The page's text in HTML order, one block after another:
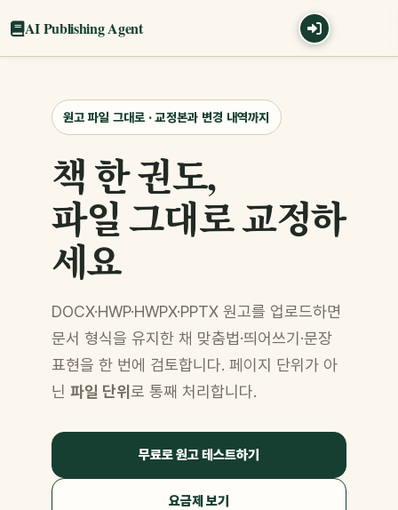
AI Publishing Agent
원고 파일 그대로 · 교정본과 변경 내역까지
책 한 권도,
파일 그대로 교정하
세요
DOCX·HWP·HWPX·PPTX 원고를 업로드하면
문서 형식을 유지한 채 맞춤법·띄어쓰기·문장
표현을 한 번에 검토합니다. 페이지 단위가 아
닌 파일 단위 로 통째 처리합니다.
무료로 원고 테스트하기
요금제 보기